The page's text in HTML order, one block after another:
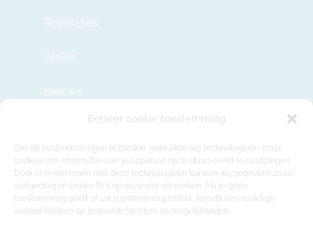
Beheer cookie toestemming
Om de beste ervaringen te bieden, gebruiken wij technologieën zoals
cookies om informatie over je apparaat op te slaan en/of te raadplegen.
Door in te stemmen met deze technologieën kunnen wij gegevens zoals
surfgedrag of unieke ID's op deze site verwerken. Als je geen
toestemming geeft of uw toestemming intrekt, kan dit een nadelige
invloed hebben op bepaalde functies en mogelijkheden.
Realisaties
Atelier
Nieuws
info@modulehome.be
+32 2 669 36 50